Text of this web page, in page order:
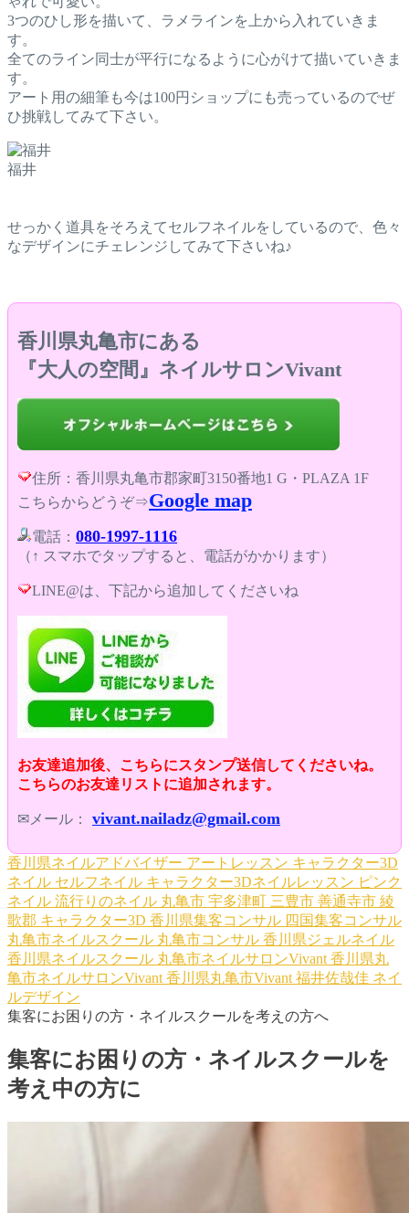
3つのひし形を描いて、ラメラインを上から入れていきま
す。
全てのライン同士が平行になるように心がけて描いていきま
す。
アート用の細筆も今は100円ショップにも売っているのでぜ
ひ挑戦してみて下さい。
福井
せっかく道具をそろえてセルフネイルをしているので、色々
なデザインにチェレンジしてみて下さいね♪
香川県丸亀市にある
『大人の空間』ネイルサロンVivant
住所：香川県丸亀市郡家町3150番地1 G・PLAZA 1F
こちらからどうぞ⇒Google map
電話： 080-1997-1116
（↑ スマホでタップすると、電話がかかります）
LINE@は、下記から追加してくださいね
お友達追加後、こちらにスタンプ送信してくださいね。
こちらのお友達リストに追加されます。
✉メール： vivant.nailadz@gmail.com
香川県ネイルアドバイザー アートレッスン キャラクター3D
ネイル セルフネイル キャラクター3Dネイルレッスン ピンク
ネイル 流行りのネイル 丸亀市 宇多津町 三豊市 善通寺市 綾
歌郡 キャラクター3D 香川県集客コンサル 四国集客コンサル
丸亀市ネイルスクール 丸亀市コンサル 香川県ジェルネイル
香川県ネイルスクール 丸亀市ネイルサロンVivant 香川県丸
亀市ネイルサロンVivant 香川県丸亀市Vivant 福井佐哉佳 ネイ
ルデザイン
集客にお困りの方・ネイルスクールを考えの方へ
集客にお困りの方・ネイルスクールを
考え中の方に